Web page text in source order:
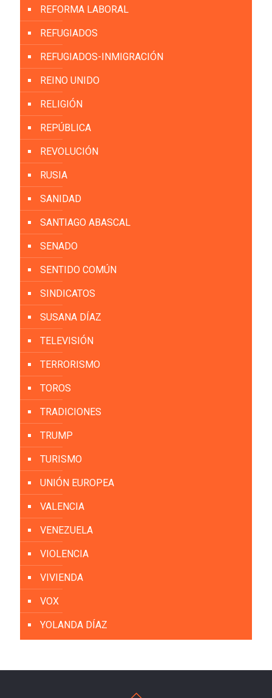
REFORMA LABORAL
REFUGIADOS
REFUGIADOS-INMIGRACIÓN
REINO UNIDO
RELIGIÓN
REPÚBLICA
REVOLUCIÓN
RUSIA
SANIDAD
SANTIAGO ABASCAL
SENADO
SENTIDO COMÚN
SINDICATOS
SUSANA DÍAZ
TELEVISIÓN
TERRORISMO
TOROS
TRADICIONES
TRUMP
TURISMO
UNIÓN EUROPEA
VALENCIA
VENEZUELA
VIOLENCIA
VIVIENDA
VOX
YOLANDA DÍAZ